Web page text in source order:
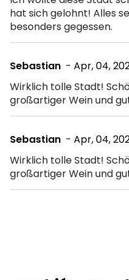
hat sich gelohnt! Alles
besonders gegessen.
- Apr, 04,
Sebastian
Wirklich tolle Stadt!
großartiger Wein und
- Apr, 04,
Sebastian
Wirklich tolle Stadt!
großartiger Wein und